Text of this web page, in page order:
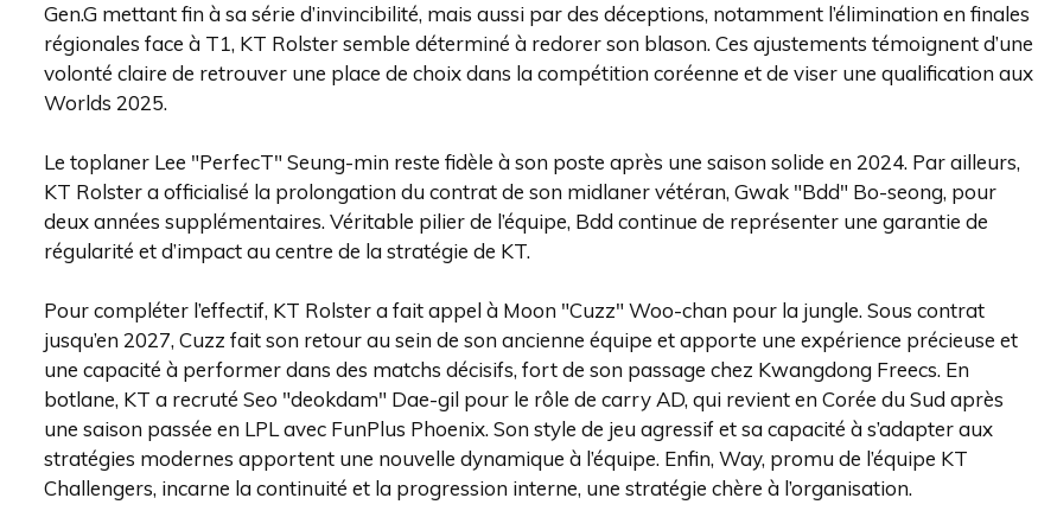
Gen.G mettant fin à sa série d’invincibilité, mais aussi par des déceptions, notamment l’élimination en finales
régionales face à T1, KT Rolster semble déterminé à redorer son blason. Ces ajustements témoignent d’une
volonté claire de retrouver une place de choix dans la compétition coréenne et de viser une qualification aux
Worlds 2025.
Le toplaner Lee "PerfecT" Seung-min reste fidèle à son poste après une saison solide en 2024. Par ailleurs,
KT Rolster a officialisé la prolongation du contrat de son midlaner vétéran, Gwak "Bdd" Bo-seong, pour
deux années supplémentaires. Véritable pilier de l’équipe, Bdd continue de représenter une garantie de
régularité et d’impact au centre de la stratégie de KT.
Pour compléter l’effectif, KT Rolster a fait appel à Moon "Cuzz" Woo-chan pour la jungle. Sous contrat
jusqu’en 2027, Cuzz fait son retour au sein de son ancienne équipe et apporte une expérience précieuse et
une capacité à performer dans des matchs décisifs, fort de son passage chez Kwangdong Freecs. En
botlane, KT a recruté Seo "deokdam" Dae-gil pour le rôle de carry AD, qui revient en Corée du Sud après
une saison passée en LPL avec FunPlus Phoenix. Son style de jeu agressif et sa capacité à s’adapter aux
stratégies modernes apportent une nouvelle dynamique à l’équipe. Enfin, Way, promu de l’équipe KT
Challengers, incarne la continuité et la progression interne, une stratégie chère à l’organisation.